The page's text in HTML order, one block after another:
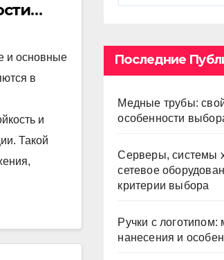
и основные
в
и
Такой
Последние
Медные трубы:
особенности
Серверы, системы
сетевое
критерии выбора
Ручки с
нанесения и